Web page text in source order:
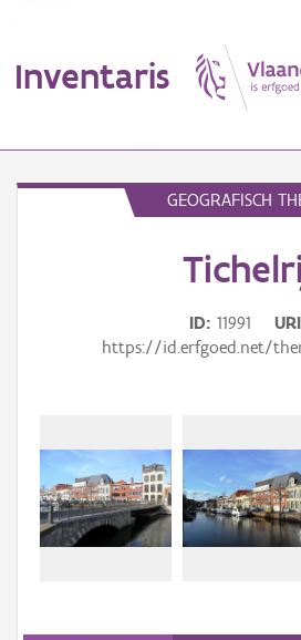
Inventaris
Gebeurtenis
Persoon of collectief
GEOGRAFISCH
ID 11991
URI
https://id.erfgoed.net/